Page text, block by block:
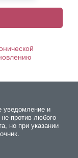
уведомление и
против любого
но при указании